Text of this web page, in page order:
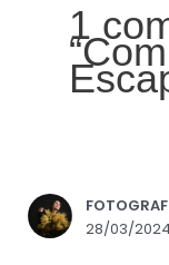
1
28/03/2024